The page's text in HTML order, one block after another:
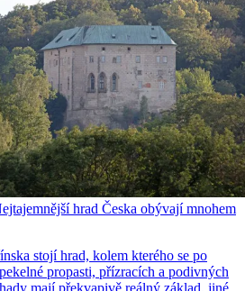
hrad Česka obývají mnohem
stojí hrad, kolem kterého se po
propasti, přízracích a podivných